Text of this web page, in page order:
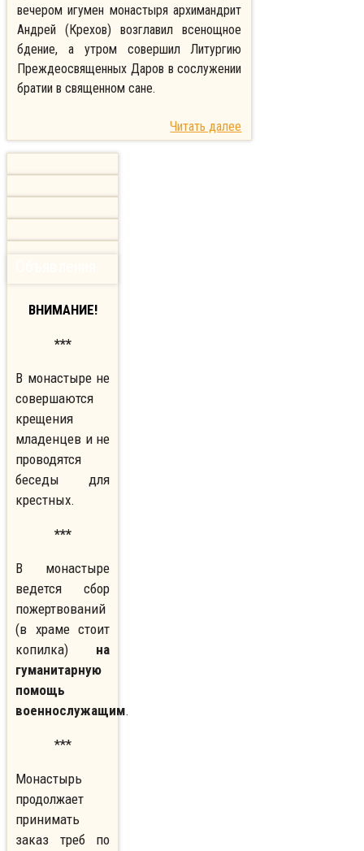
вечером игумен монастыря архимандрит
Андрей (Крехов) возглавил всенощное
бдение, а утром совершил Литургию
Преждеосвященных Даров в сослужении
братии в священном сане.
Читать далее
ВНИМАНИЕ!
***
В монастыре не
совершаются
крещения
младенцев и не
проводятся
беседы для
крестных.
***
В монастыре
ведется сбор
пожертвований
(в храме стоит
копилка) на
гуманитарную
помощь
военнослужащим.
***
Монастырь
продолжает
принимать
заказ треб по